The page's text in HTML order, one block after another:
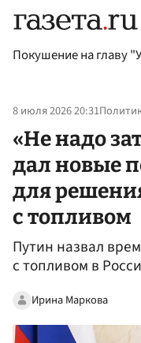
Покушение на главу
8 июля 2026 20:31
«Не надо
дал новые
для
с топливом
Путин назвал
с топливом в
Ирина Маркова